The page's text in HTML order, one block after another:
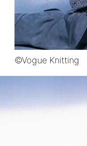
©Vogue Knitting